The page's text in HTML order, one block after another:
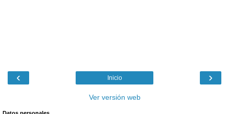
‹ ›
Inicio
Ver versión web